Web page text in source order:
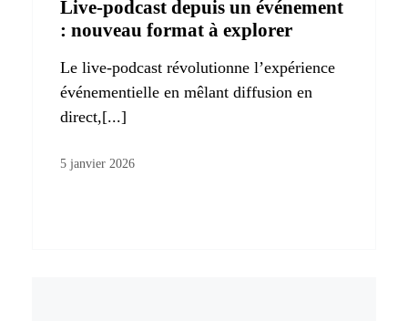
Live‑podcast depuis un événement
: nouveau format à explorer
Le live-podcast révolutionne l’expérience
événementielle en mêlant diffusion en
direct,[...]
5 janvier 2026